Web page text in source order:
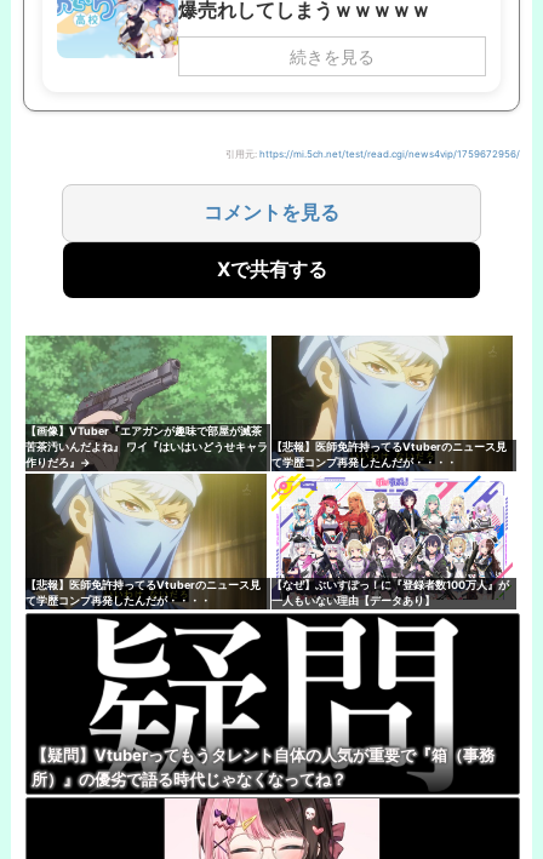
爆売れしてしまうｗｗｗｗｗ
続きを見る
引用元: https://mi.5ch.net/test/read.cgi/news4vip/1759672956/
コメントを見る
Xで共有する
【画像】VTuber『エアガンが趣味で部屋が滅茶
苦茶汚いんだよね』 ワイ『はいはいどうせキャラ
作りだろ』→
【悲報】医師免許持ってるVtuberのニュース見
て学歴コンプ再発したんだが・・・・
【悲報】医師免許持ってるVtuberのニュース見
て学歴コンプ再発したんだが・・・・
【なぜ】ぶいすぽっ！に『登録者数100万人』が
一人もいない理由【データあり】
【疑問】Vtuberってもうタレント自体の人気が重要で『箱（事務
所）』の優劣で語る時代じゃなくなってね？